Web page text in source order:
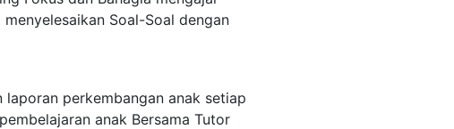
Soal-Soal dengan
laporan perkembangan anak setiap
anak Bersama Tutor